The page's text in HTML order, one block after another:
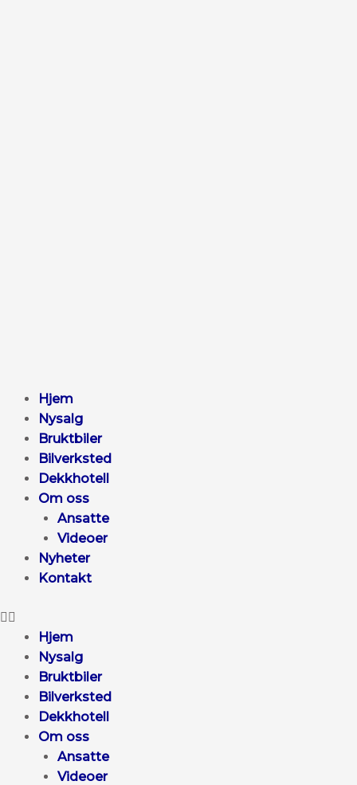
Hjem
Nysalg
Bruktbiler
Bilverksted
Dekkhotell
Om oss
Ansatte
Videoer
Nyheter
Kontakt
Hjem
Nysalg
Bruktbiler
Bilverksted
Dekkhotell
Om oss
Ansatte
Videoer